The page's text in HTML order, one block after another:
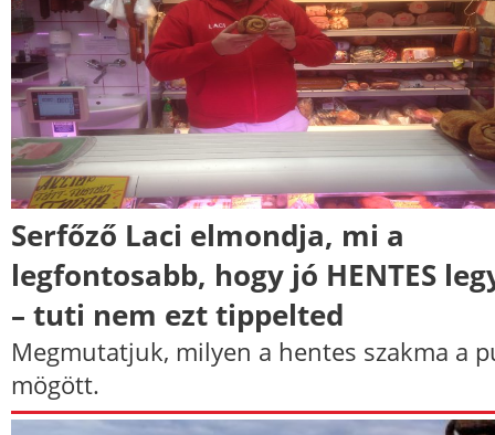
Serfőző Laci elmondja, mi a
legfontosabb, hogy jó HENTES
– tuti nem ezt tippelted
Megmutatjuk, milyen a hentes szakma a
mögött.